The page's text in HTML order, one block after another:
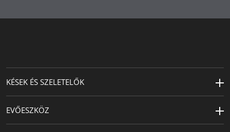
anyagminőség, legaprólékosabb kivitelezés és
* Külső laboratóriumi vizsgálatok alapján, 2021.
típusa
elektromos és indukciós
Készült
Németországban
Extra
garancia
KÉSEK ÉS SZELETELŐK
EVŐESZKÖZ